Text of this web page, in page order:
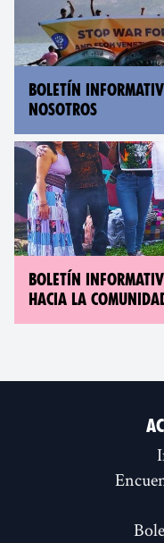
BOLETÍN
NOSOTROS
BOLETÍN
HACIA LA